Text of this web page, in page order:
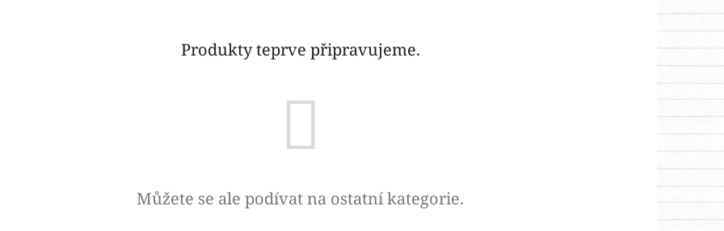
Produkty teprve připravujeme.
Můžete se ale podívat na ostatní kategorie.